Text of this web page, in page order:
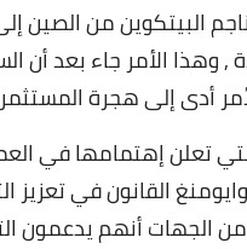
البيتكوين من الصين
, وهذا الأمر جاء بعد
أدى إلى هجرة
التي تعلن إهتمامها في
القانون في تعزيز
الجهات أنهم يدعمون